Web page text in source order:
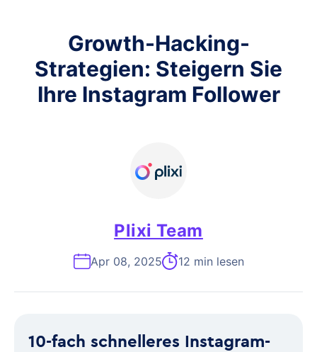
Growth-Hacking-
Strategien: Steigern Sie
Ihre Instagram Follower
Plixi Team
Apr 08, 2025 12 min lesen
10-fach schnelleres Instagram-